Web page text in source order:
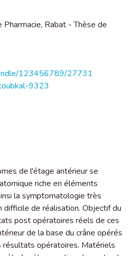
Rabat - Thèse de
123456789/27731
9323
de l'étage antérieur se
riche en éléments
la symptomatologie très
de réalisation. Objectif du
post opératoires réels de ces
de la base du crâne opérés
opératoires. Matériels